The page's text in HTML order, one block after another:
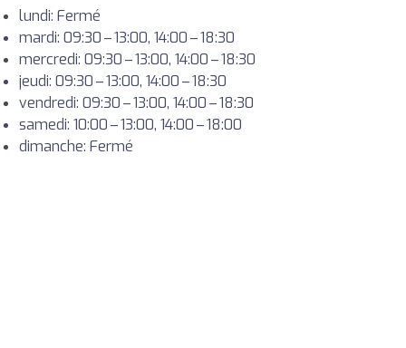
lundi: Fermé
mardi: 09:30 – 13:00, 14:00 – 18:30
mercredi: 09:30 – 13:00, 14:00 – 18:30
jeudi: 09:30 – 13:00, 14:00 – 18:30
vendredi: 09:30 – 13:00, 14:00 – 18:30
samedi: 10:00 – 13:00, 14:00 – 18:00
dimanche: Fermé